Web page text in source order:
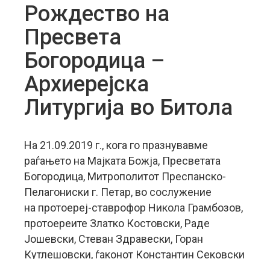
Рождество на
Пресвета
Богородица –
Архиерејска
Литургија во Битола
На 21.09.2019 г., кога го празнувавме
раѓањето на Мајката Божја, Пресветата
Богородица, Митрополитот Преспанско-
Пелагониски г. Петар, во сослужение
на протоереј-ставрофор Никола Грамбозов,
протоереите Златко Костовски, Раде
Јошевски, Стеван Здравески, Горан
Кутлешовски, ѓаконот Константин Сековски